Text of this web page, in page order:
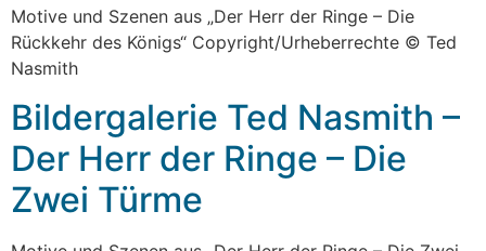
Motive und Szenen aus „Der Herr der Ringe – Die
Rückkehr des Königs“ Copyright/Urheberrechte © Ted
Nasmith
Bildergalerie Ted Nasmith –
Der Herr der Ringe – Die
Zwei Türme